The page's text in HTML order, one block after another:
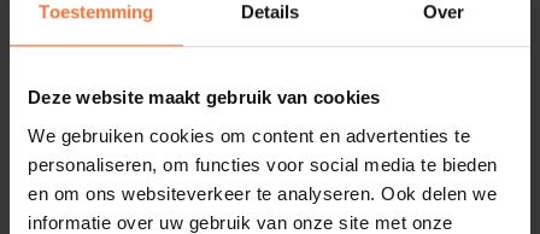
Toestemming Details Over
Deze website maakt gebruik van cookies
We gebruiken cookies om content en advertenties te
personaliseren, om functies voor social media te bieden
en om ons websiteverkeer te analyseren. Ook delen we
informatie over uw gebruik van onze site met onze
bijBusiness Netwerk Betuwe. Super Dennis, dat jij ook voor
het Partnerschap hebt gekozen. Voel je welkom en thuis bij
mooie duurzame samenwerking!